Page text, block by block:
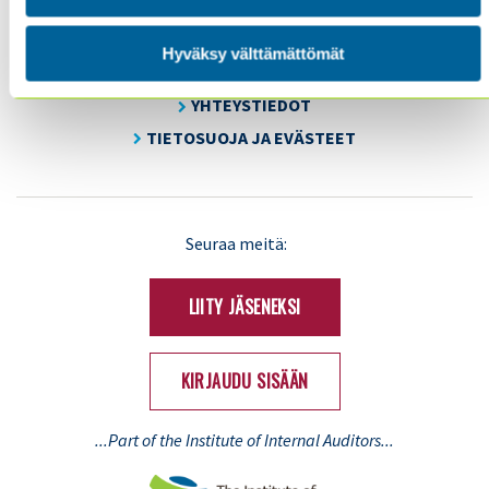
Hyväksy välttämättömät
AJANKOHTAISTA
YHTEYSTIEDOT
TIETOSUOJA JA EVÄSTEET
Seuraa meitä:
LIITY JÄSENEKSI
KIRJAUDU SISÄÄN
...Part of the Institute of Internal Auditors...